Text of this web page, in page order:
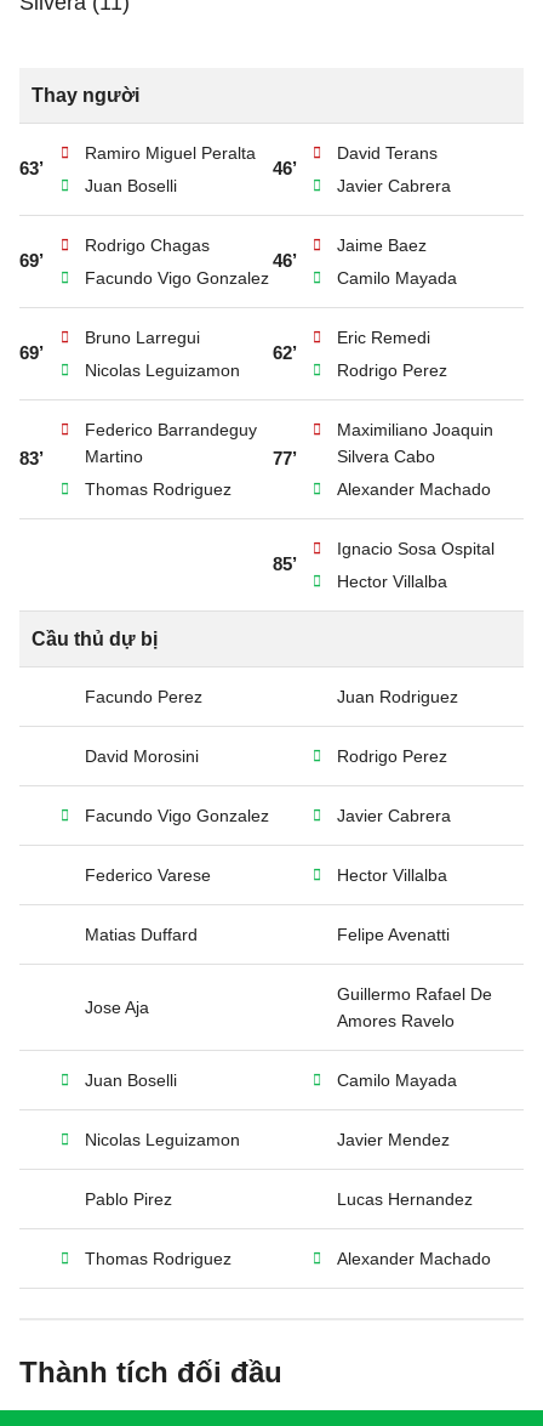
Thay người
63’
Ramiro Miguel Peralta
Juan Boselli
46’
David Terans
Javier Cabrera
69’
Rodrigo Chagas
Facundo Vigo Gonzalez
46’
Jaime Baez
Camilo Mayada
69’
Bruno Larregui
Nicolas Leguizamon
62’
Eric Remedi
Rodrigo Perez
83’
Federico Barrandeguy
Martino
Thomas Rodriguez
77’
Maximiliano Joaquin
Silvera Cabo
Alexander Machado
85’
Ignacio Sosa Ospital
Hector Villalba
Cầu thủ dự bị
Facundo Perez Juan Rodriguez
David Morosini Rodrigo Perez
Facundo Vigo Gonzalez Javier Cabrera
Federico Varese Hector Villalba
Matias Duffard Felipe Avenatti
Jose Aja
Guillermo Rafael De
Amores Ravelo
Juan Boselli Camilo Mayada
Nicolas Leguizamon Javier Mendez
Pablo Pirez Lucas Hernandez
Thomas Rodriguez Alexander Machado
Thành tích đối đầu